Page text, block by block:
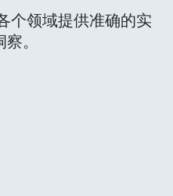
个领域提供准确的实
。